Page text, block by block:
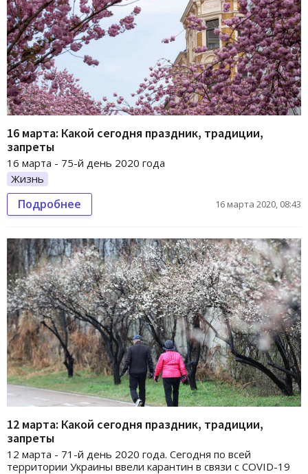
16 марта: Какой сегодня праздник, традиции,
запреты
16 марта - 75-й день 2020 года
Жизнь
Подробнее 16 марта 2020, 08:43
12 марта: Какой сегодня праздник, традиции,
запреты
12 марта - 71-й день 2020 года. Сегодня по всей
территории Украины ввели карантин в связи с COVID-19